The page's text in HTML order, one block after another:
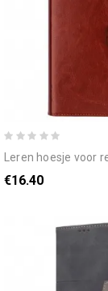
leren hoesje voor realme c35
€16.40